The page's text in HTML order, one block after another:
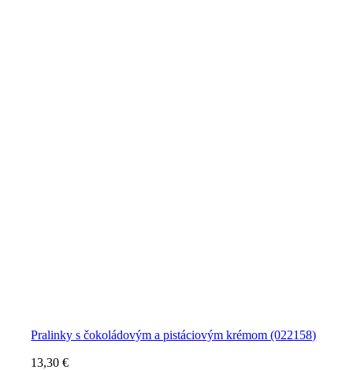
Pralinky s čokoládovým a pistáciovým krémom (022158)
13,30€